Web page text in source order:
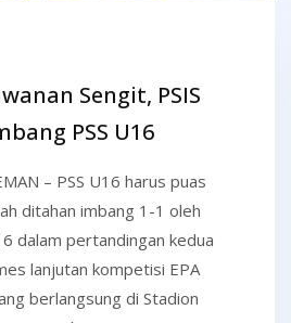
Sengit, PSIS
PSS U16
– PSS U16 harus puas
ditahan imbang 1-1 oleh
dalam pertandingan kedua
lanjutan kompetisi EPA
berlangsung di Stadion